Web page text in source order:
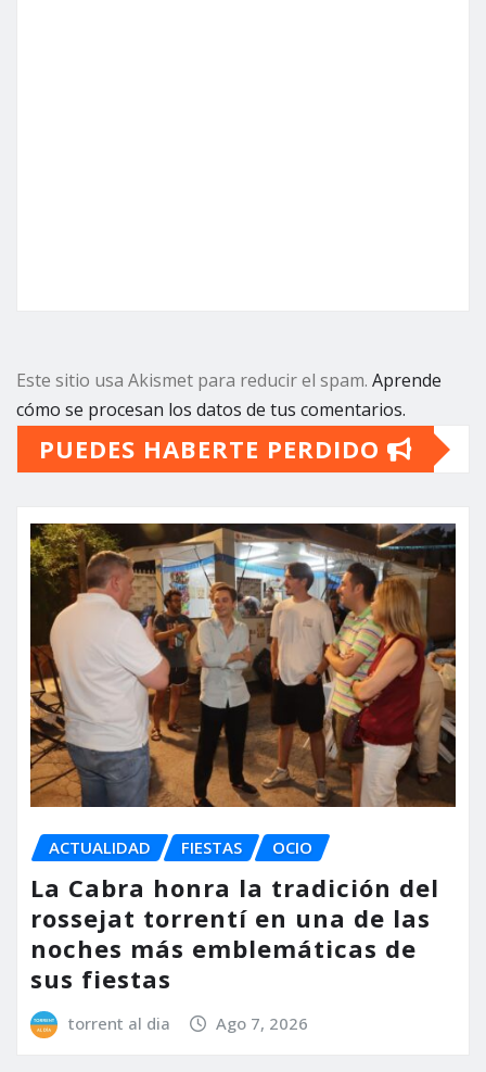
Este sitio usa Akismet para reducir el spam. Aprende
cómo se procesan los datos de tus comentarios.
PUEDES HABERTE PERDIDO
ACTUALIDAD FIESTAS OCIO
La Cabra honra la tradición del
rossejat torrentí en una de las
noches más emblemáticas de
sus fiestas
torrent al dia Ago 7, 2026